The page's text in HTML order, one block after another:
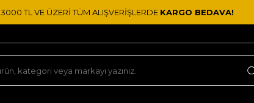
3000 TL VE ÜZERİ TÜM ALIŞVERİŞLERDE KARGO BEDAVA!